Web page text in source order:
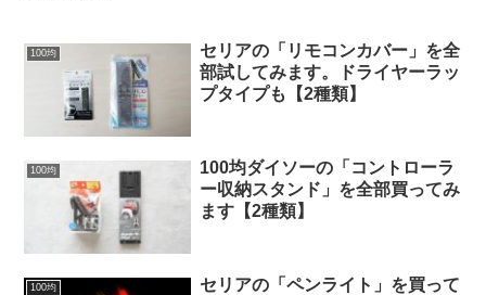
100均
セリアの「リモコンカバー」を全
部試してみます。ドライヤーラッ
プタイプも【2種類】
100均
100均ダイソーの「コントローラ
ー収納スタンド」を全部買ってみ
ます【2種類】
100均
セリアの「ペンライト」を買って